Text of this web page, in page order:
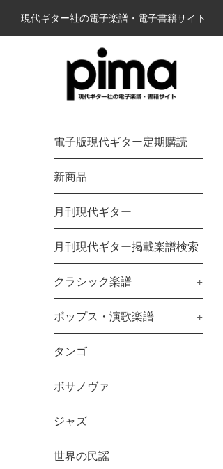
テ
現代ギター社の電子楽譜・電子書籍サイト
電子版現代ギター定期購読
新商品
月刊現代ギター
月刊現代ギター掲載楽譜検索
クラシック楽譜 +
ポップス・演歌楽譜 +
タンゴ
ボサノヴァ
ジャズ
世界の民謡